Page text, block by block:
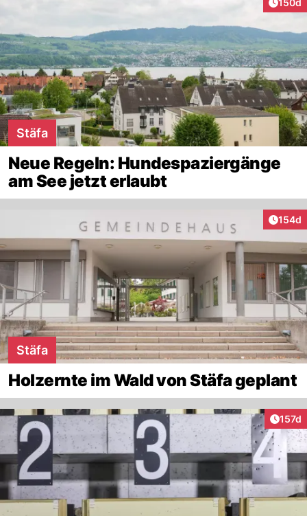
150d
Stäfa
Neue Regeln: Hundespaziergänge
am See jetzt erlaubt
154d
Stäfa
Holzernte im Wald von Stäfa geplant
157d